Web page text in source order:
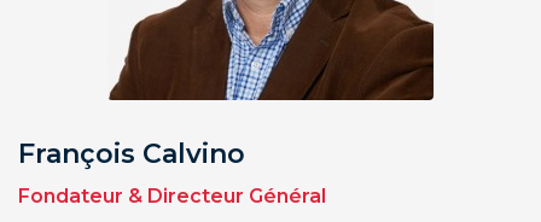
François Calvino
Fondateur & Directeur Général